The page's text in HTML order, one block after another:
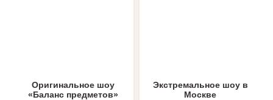
Оригинальное шоу
«Баланс предметов»
Экстремальное шоу в
Москве